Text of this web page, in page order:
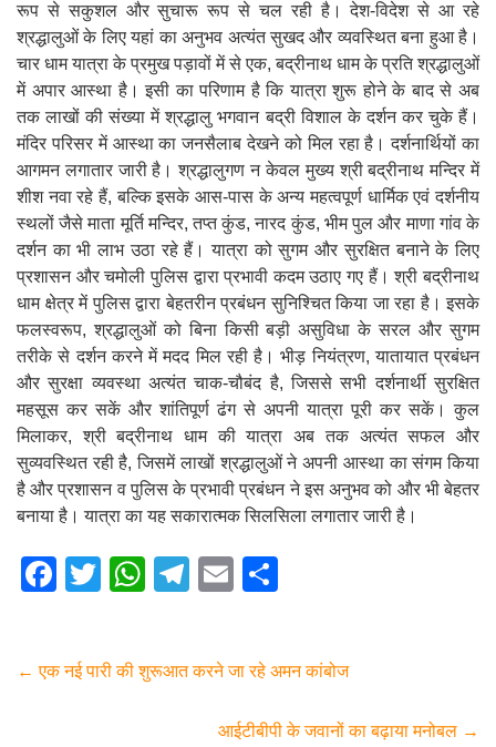
रूप से सकुशल और सुचारू रूप से चल रही है। देश-विदेश से आ रहे
श्रद्धालुओं के लिए यहां का अनुभव अत्यंत सुखद और व्यवस्थित बना हुआ है।
चार धाम यात्रा के प्रमुख पड़ावों में से एक, बद्रीनाथ धाम के प्रति श्रद्धालुओं
में अपार आस्था है। इसी का परिणाम है कि यात्रा शुरू होने के बाद से अब
तक लाखों की संख्या में श्रद्धालु भगवान बद्री विशाल के दर्शन कर चुके हैं।
मंदिर परिसर में आस्था का जनसैलाब देखने को मिल रहा है। दर्शनार्थियों का
आगमन लगातार जारी है। श्रद्धालुगण न केवल मुख्य श्री बद्रीनाथ मन्दिर में
शीश नवा रहे हैं, बल्कि इसके आस-पास के अन्य महत्वपूर्ण धार्मिक एवं दर्शनीय
स्थलों जैसे माता मूर्ति मन्दिर, तप्त कुंड, नारद कुंड, भीम पुल और माणा गांव के
दर्शन का भी लाभ उठा रहे हैं। यात्रा को सुगम और सुरक्षित बनाने के लिए
प्रशासन और चमोली पुलिस द्वारा प्रभावी कदम उठाए गए हैं। श्री बद्रीनाथ
धाम क्षेत्र में पुलिस द्वारा बेहतरीन प्रबंधन सुनिश्चित किया जा रहा है। इसके
फलस्वरूप, श्रद्धालुओं को बिना किसी बड़ी असुविधा के सरल और सुगम
तरीके से दर्शन करने में मदद मिल रही है। भीड़ नियंत्रण, यातायात प्रबंधन
और सुरक्षा व्यवस्था अत्यंत चाक-चौबंद है, जिससे सभी दर्शनार्थी सुरक्षित
महसूस कर सकें और शांतिपूर्ण ढंग से अपनी यात्रा पूरी कर सकें। कुल
मिलाकर, श्री बद्रीनाथ धाम की यात्रा अब तक अत्यंत सफल और
सुव्यवस्थित रही है, जिसमें लाखों श्रद्धालुओं ने अपनी आस्था का संगम किया
है और प्रशासन व पुलिस के प्रभावी प्रबंधन ने इस अनुभव को और भी बेहतर
बनाया है। यात्रा का यह सकारात्मक सिलसिला लगातार जारी है।
F
e
T
er
W
s
T
gr
E
e
← एक नई पारी की शुरूआत करने जा रहे अमन कांबोज
आईटीबीपी के जवानों का बढ़ाया मनोबल →